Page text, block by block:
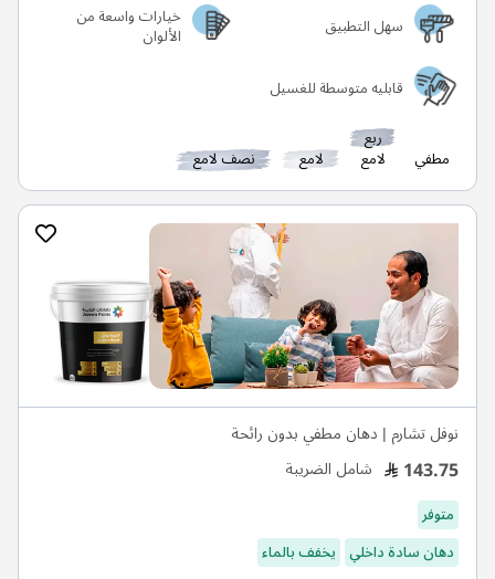
سهل التطبيق
خيارات واسعة من
الألوان
قابليه متوسطة للغسيل
مطفي
ربع
لامع لامع نصف لامع
نوفل تشارم | دهان مطفي بدون رائحة
143.75 شامل الضريبة
متوفر
دهان سادة داخلي يخفف بالماء